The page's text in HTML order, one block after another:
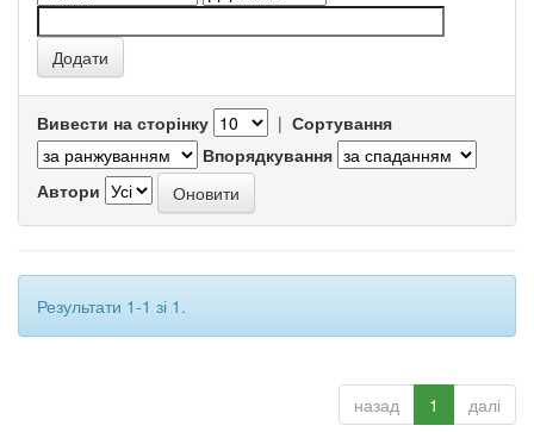
Вивести на сторінку | Сортування
Впорядкування
Автори
Результати 1-1 зі 1.
назад 1 далі